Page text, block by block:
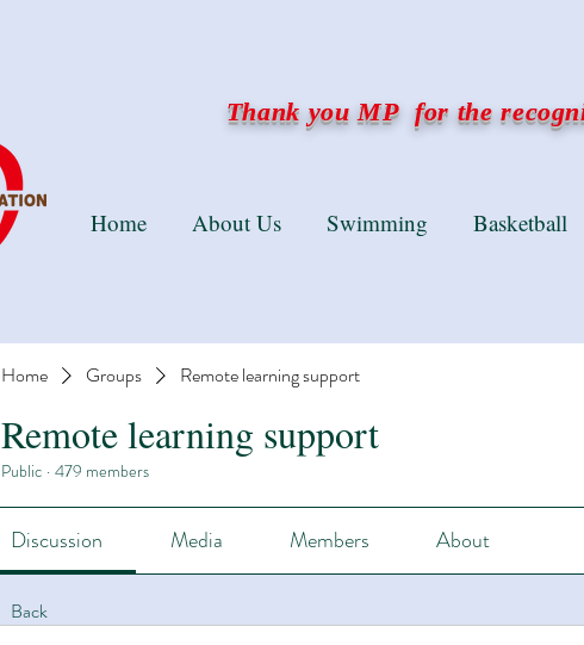
Thank you MP for the
Home Groups Remote learning support
Remote learning support
Public · 479 members
Discussion Media Members About
Back
Home About Us Swimming Basketball